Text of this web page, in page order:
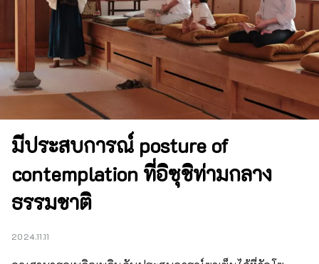
มีประสบการณ์ posture of
contemplation ที่อิซุชิท่ามกลาง
ธรรมชาติ
2024.11.11